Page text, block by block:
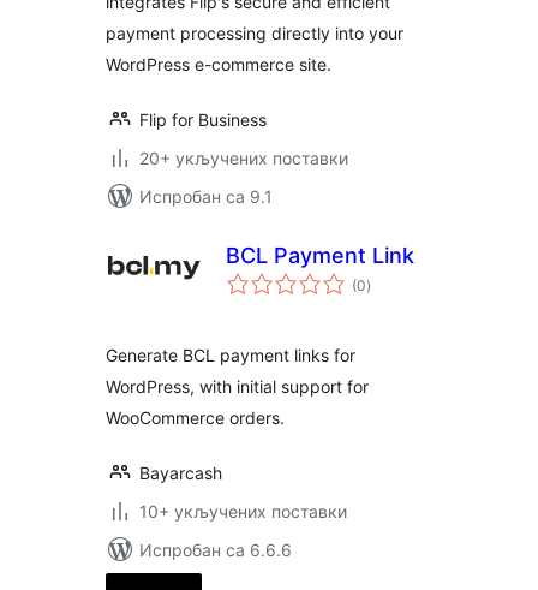
payment processing directly into your
WordPress e-commerce site.
Flip for Business
20+ укључених поставки
Испробан са 9.1
BCL Payment Link
(0укупних
оцена
)
Generate BCL payment links for
WordPress, with initial support for
WooCommerce orders.
Bayarcash
10+ укључених поставки
Испробан са 6.6.6